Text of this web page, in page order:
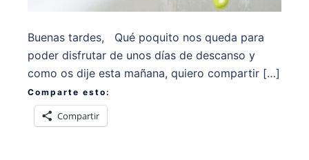
Buenas tardes, Qué poquito nos queda para
poder disfrutar de unos días de descanso y
como os dije esta mañana, quiero compartir […]
Comparte esto:
Compartir